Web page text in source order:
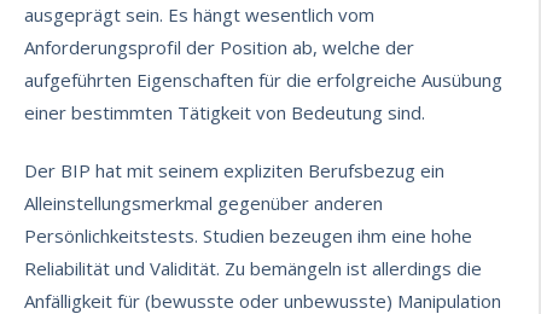
ausgeprägt sein. Es hängt wesentlich vom
Anforderungsprofil der Position ab, welche der
aufgeführten Eigenschaften für die erfolgreiche Ausübung
einer bestimmten Tätigkeit von Bedeutung sind.
Der BIP hat mit seinem expliziten Berufsbezug ein
Alleinstellungsmerkmal gegenüber anderen
Persönlichkeitstests. Studien bezeugen ihm eine hohe
Reliabilität und Validität. Zu bemängeln ist allerdings die
Anfälligkeit für (bewusste oder unbewusste) Manipulation